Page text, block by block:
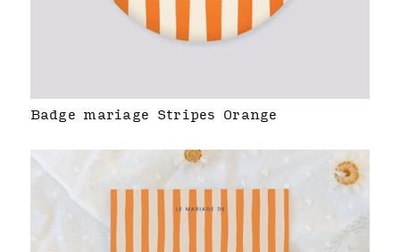
Badge mariage Stripes Orange